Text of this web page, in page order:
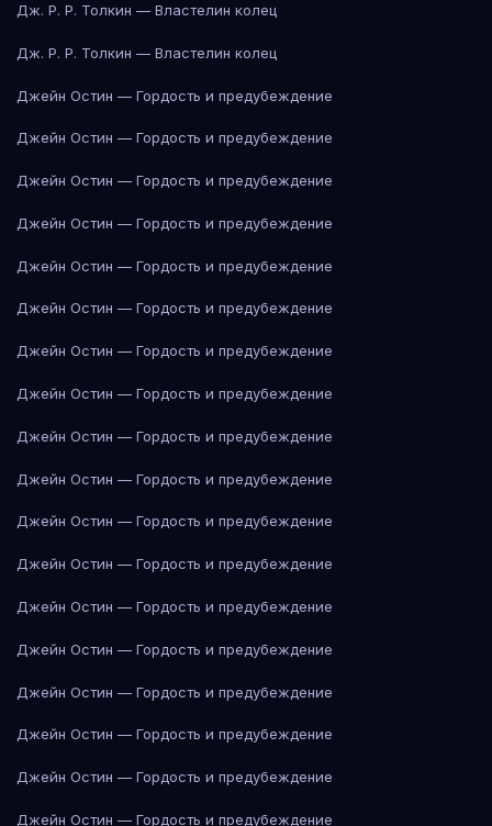
Дж. Р. Р. Толкин — Властелин колец
Дж. Р. Р. Толкин — Властелин колец
Джейн Остин — Гордость и предубеждение
Джейн Остин — Гордость и предубеждение
Джейн Остин — Гордость и предубеждение
Джейн Остин — Гордость и предубеждение
Джейн Остин — Гордость и предубеждение
Джейн Остин — Гордость и предубеждение
Джейн Остин — Гордость и предубеждение
Джейн Остин — Гордость и предубеждение
Джейн Остин — Гордость и предубеждение
Джейн Остин — Гордость и предубеждение
Джейн Остин — Гордость и предубеждение
Джейн Остин — Гордость и предубеждение
Джейн Остин — Гордость и предубеждение
Джейн Остин — Гордость и предубеждение
Джейн Остин — Гордость и предубеждение
Джейн Остин — Гордость и предубеждение
Джейн Остин — Гордость и предубеждение
Джейн Остин — Гордость и предубеждение